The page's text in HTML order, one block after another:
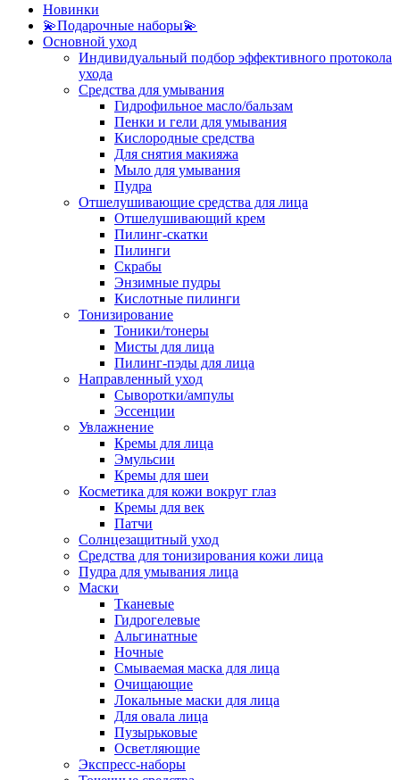
Новинки
💫Подарочные наборы💫
Основной уход
Индивидуальный подбор эффективного протокола
ухода
Средства для умывания
Гидрофильное масло/бальзам
Пенки и гели для умывания
Кислородные средства
Для снятия макияжа
Мыло для умывания
Пудра
Отшелушивающие средства для лица
Отшелушивающий крем
Пилинг-скатки
Пилинги
Скрабы
Энзимные пудры
Кислотные пилинги
Тонизирование
Тоники/тонеры
Мисты для лица
Пилинг-пэды для лица
Направленный уход
Сыворотки/ампулы
Эссенции
Увлажнение
Кремы для лица
Эмульсии
Кремы для шеи
Косметика для кожи вокруг глаз
Кремы для век
Патчи
Солнцезащитный уход
Средства для тонизирования кожи лица
Пудра для умывания лица
Маски
Тканевые
Гидрогелевые
Альгинатные
Ночные
Смываемая маска для лица
Очищающие
Локальные маски для лица
Для овала лица
Пузырьковые
Осветляющие
Экспресс-наборы